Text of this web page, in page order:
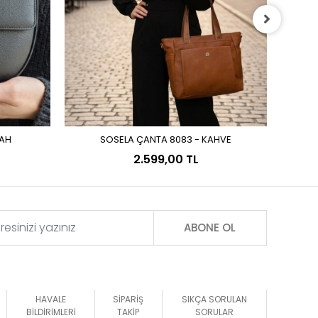
Sepete Ekle
SOSELA ÇANTA 8083 - KAHVE
2.599,00 TL
ABONE OL
HAVALE
BİLDİRİMLERİ
SİPARİŞ
TAKİP
SIKÇA SORULAN
SORULAR